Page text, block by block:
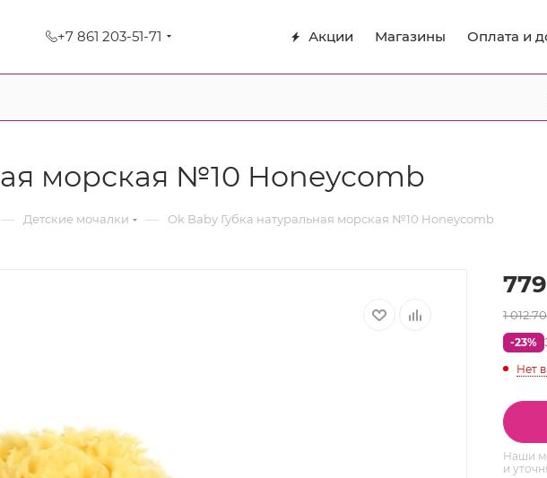
+7 861 203-51-71 Акции Магазины Оплата и
морская №10 Honeycomb
— Детские мочалки — Ok Baby Губка натуральная морская №10 Honeycomb
779
1 012.70
-23%
Нет
Наши
и